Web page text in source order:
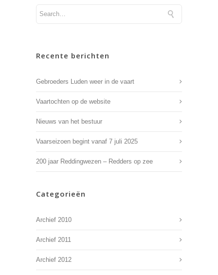
Recente berichten
Gebroeders Luden weer in de vaart
Vaartochten op de website
Nieuws van het bestuur
Vaarseizoen begint vanaf 7 juli 2025
200 jaar Reddingwezen – Redders op zee
Categorieën
Archief 2010
Archief 2011
Archief 2012